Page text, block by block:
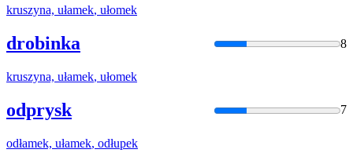
kruszyna, ułamek, ułomek
drobinka 8
kruszyna, ułamek, ułomek
odprysk 7
odłamek, ułamek, odłupek